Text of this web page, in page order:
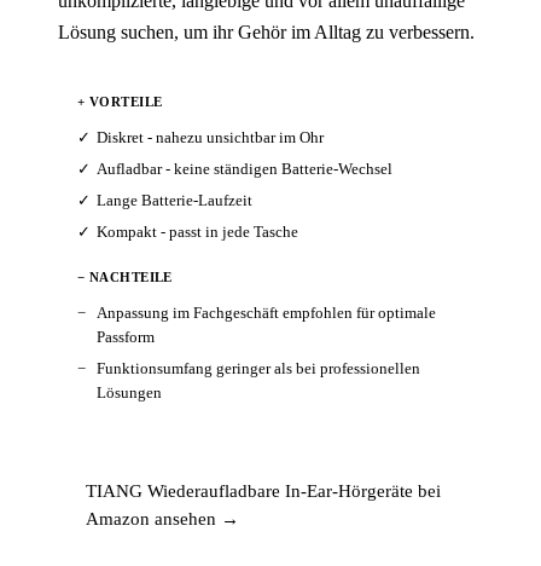
Lösung suchen, um ihr Gehör im Alltag zu verbessern.
+ VORTEILE
Diskret - nahezu unsichtbar im Ohr
Aufladbar - keine ständigen Batterie-Wechsel
Lange Batterie-Laufzeit
Kompakt - passt in jede Tasche
− NACHTEILE
Anpassung im Fachgeschäft empfohlen für optimale
Passform
Funktionsumfang geringer als bei professionellen
Lösungen
TIANG Wiederaufladbare In-Ear-Hörgeräte bei
Amazon ansehen →